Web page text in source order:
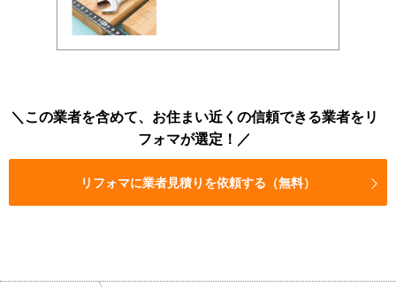
この業者を含めて、お住まい近くの信頼できる業者をリ
フォマが選定！
リフォマに業者見積りを依頼する（無料）